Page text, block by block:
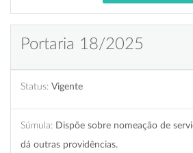
Portaria 18/2025
Status: Vigente
Súmula: Dispõe sobre nomeação de
dá outras providências.